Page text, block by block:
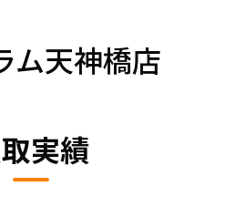
ム天神橋店
実績